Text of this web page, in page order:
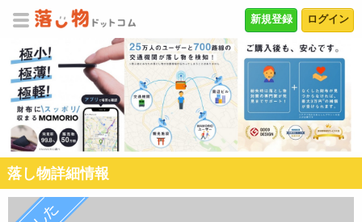
ログイン
新規登録
落し物詳細情報